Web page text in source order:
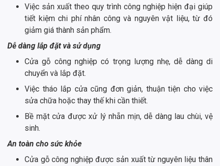
Việc sản xuất theo quy trình công nghiệp hiện đại giúp
tiết kiệm chi phí nhân công và nguyên vật liệu, từ đó
giảm giá thành sản phẩm.
Dễ dàng lắp đặt và sử dụng
Cửa gỗ công nghiệp có trọng lượng nhẹ, dễ dàng di
chuyển và lắp đặt.
Việc tháo lắp cửa cũng đơn giản, thuận tiện cho việc
sửa chữa hoặc thay thế khi cần thiết.
Bề mặt cửa được xử lý nhẵn mịn, dễ dàng lau chùi, vệ
sinh.
An toàn cho sức khỏe
Cửa gỗ công nghiệp được sản xuất từ nguyên liệu thân